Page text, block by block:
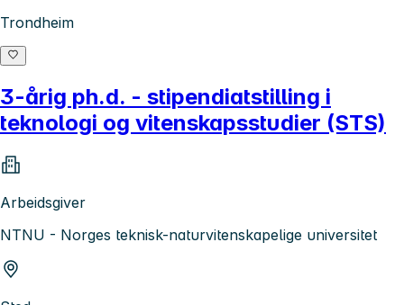
Trondheim
3-årig ph.d. - stipendiatstilling i
teknologi og vitenskapsstudier (STS)
Arbeidsgiver
NTNU - Norges teknisk-naturvitenskapelige universitet